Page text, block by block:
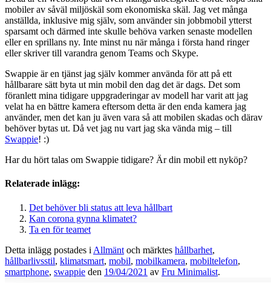
mobiler av såväl miljöskäl som ekonomiska skäl. Jag vet många
anställda, inklusive mig själv, som använder sin jobbmobil ytterst
sparsamt och därmed inte skulle behöva varken senaste modellen
eller en sprillans ny. Inte minst nu när många i första hand ringer
eller skriver till varandra genom Teams och Skype.
Swappie är en tjänst jag själv kommer använda för att på ett
hållbarare sätt byta ut min mobil den dag det är dags. Det som
föranlett mina tidigare uppgraderingar av modell har varit att jag
velat ha en bättre kamera eftersom detta är den enda kamera jag
använder, men det kan ju även vara så att mobilen skadas och därav
behöver bytas ut. Då vet jag nu vart jag ska vända mig – till
Swappie! :)
Har du hört talas om Swappie tidigare? Är din mobil ett nyköp?
Relaterade inlägg:
Det behöver bli status att leva hållbart
Kan corona gynna klimatet?
Ta en för teamet
Detta inlägg postades i Allmänt och märktes hållbarhet,
hållbarlivsstil, klimatsmart, mobil, mobilkamera, mobiltelefon,
smartphone, swappie den 19/04/2021 av Fru Minimalist.